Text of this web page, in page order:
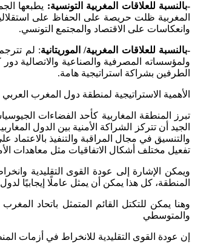
-بالنسبة للعلاقات المغربية التونسية:
المغربية ظلت حريصة على الحفاظ على
وانعكاسات على الاقتصاد والمجتمع التونسي.
-بالنسبة للعلاقات المغربية/ الموريتانية: لم
ولمؤسساته المصرفية والصناعية والاتصالية
الطرفين بشراكة استراتيجية هامة.
الأهمية الاستراتيجية لمنطقة دول المغرب
تبرز المنطقة المغاربية كأحد الفضاءات
الجيد أن تتركز الشراكة الأمنية بين الدول
والتنسيق في مجال المراقبة والتنفيذ
تفعيل مختلف أشكال الاتفاقيات مثل معاهدات
ويمكن الإشارة إلى عودة القوى التقليدية
المنطقة، كل هذا يمكن أن يمثل عاملًا إيجابيًا
وهنا يمكن للتكتل القائم المتمثل باتحاد
والمتوسطي
إن عودة القوى التقليدية للانخراط في أزمات